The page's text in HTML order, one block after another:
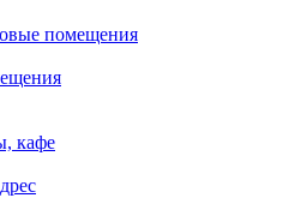
помещения
кафе